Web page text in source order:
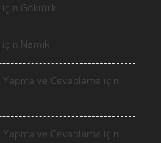
Göktürk
Namık
ve Cevaplama için
ve Cevaplama için